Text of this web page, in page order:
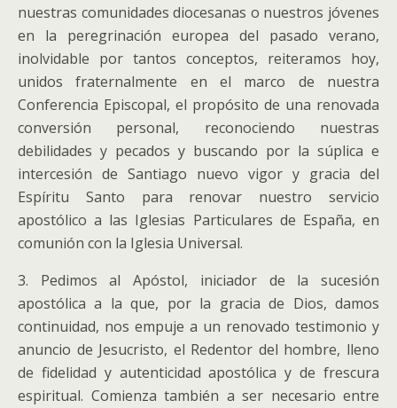
nuestras comunidades diocesanas o nuestros jóvenes
en la peregrinación europea del pasado verano,
inolvidable por tantos conceptos, reiteramos hoy,
unidos fraternalmente en el marco de nuestra
Conferencia Episcopal, el propósito de una renovada
conversión personal, reconociendo nuestras
debilidades y pecados y buscando por la súplica e
intercesión de Santiago nuevo vigor y gracia del
Espíritu Santo para renovar nuestro servicio
apostólico a las Iglesias Particulares de España, en
comunión con la Iglesia Universal.
3. Pedimos al Apóstol, iniciador de la sucesión
apostólica a la que, por la gracia de Dios, damos
continuidad, nos empuje a un renovado testimonio y
anuncio de Jesucristo, el Redentor del hombre, lleno
de fidelidad y autenticidad apostólica y de frescura
espiritual. Comienza también a ser necesario entre